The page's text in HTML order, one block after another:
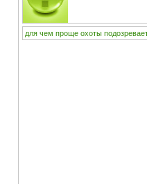
для чем проще охоты